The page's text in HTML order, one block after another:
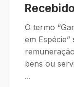
O termo
em
bens ou
...